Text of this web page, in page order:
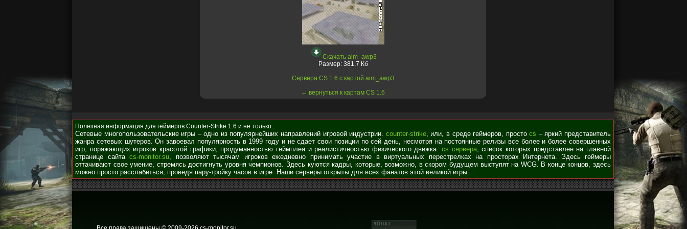
Скачать aim_awp3
Размер: 381.7 Кб
Сервера CS 1.6 с картой aim_awp3
← вернуться к картам CS 1.6
Полезная информация для геймеров Counter-Strike 1.6 и не только..
Сетевые многопользовательские игры – одно из популярнейших направлений игровой индустрии. counter-strike, или, в среде геймеров, простоcs – яркий представитель
жанра сетевых шутеров. Он завоевал популярность в 1999 году и не сдает свои позиции по сей день, несмотря на постоянные релизы все более и более совершенных
игр, поражающих игроков красотой графики, продуманностью геймплея и реалистичностью физического движка.cs сервера, список которых представлен на главной
странице сайта cs-monitor.su, позволяют тысячам игроков ежедневно принимать участие в виртуальных перестрелках на просторах Интернета. Здесь геймеры
оттачивают свое умение, стремясь достигнуть уровня чемпионов. Здесь куются кадры, которые, возможно, в скором будущем выступят на WCG. В конце концов, здесь
можно просто расслабиться, проведя пару-тройку часов в игре. Наши серверы открыты для всех фанатов этой великой игры.